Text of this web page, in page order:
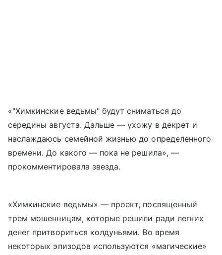
«"Химкинские ведьмы" будут сниматься до
середины августа. Дальше — ухожу в декрет и
наслаждаюсь семейной жизнью до определенного
времени. До какого — пока не решила», —
прокомментировала звезда.
«Химкинские ведьмы» — проект, посвященный
трем мошенницам, которые решили ради легких
денег притвориться колдуньями. Во время
некоторых эпизодов используются «магические»